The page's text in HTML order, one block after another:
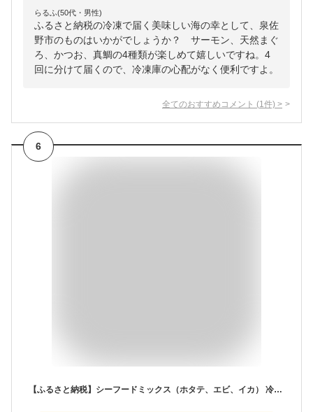
らるふ(50代・男性)
ふるさと納税の冷凍で届く美味しい海の幸として、泉佐
野市のものはいかがでしょうか？ サーモン、天然まぐ
ろ、かつお、真鯛の4種類が楽しめて嬉しいですね。4
回に分けて届くので、冷凍庫の心配がなく便利ですよ。
全てのおすすめコメント (1 件) >
6
【ふるさと納税】シーフードミックス（ホタテ、エビ、イカ） 冷凍 海鮮 3種類 800g 帆立 えび いか .A1328